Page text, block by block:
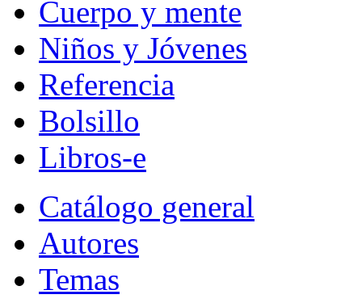
Cuerpo y mente
Niños y Jóvenes
Referencia
Bolsillo
Libros-e
Catálogo general
Autores
Temas